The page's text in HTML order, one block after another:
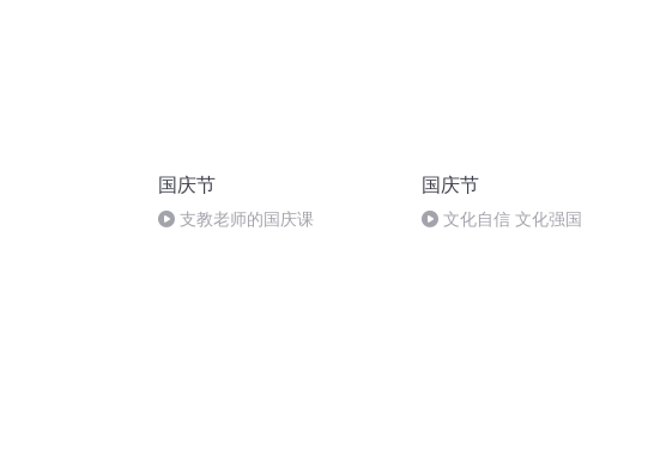
国庆节
支教老师的国庆课
国庆节
文化自信 文化强国